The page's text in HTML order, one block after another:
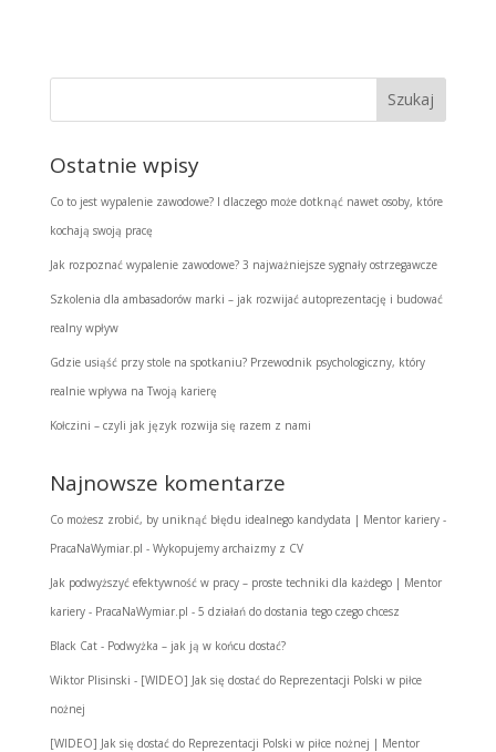
Ostatnie wpisy
Co to jest wypalenie zawodowe? I dlaczego może dotknąć nawet osoby, które
kochają swoją pracę
Jak rozpoznać wypalenie zawodowe? 3 najważniejsze sygnały ostrzegawcze
Szkolenia dla ambasadorów marki – jak rozwijać autoprezentację i budować
realny wpływ
Gdzie usiąść przy stole na spotkaniu? Przewodnik psychologiczny, który
realnie wpływa na Twoją karierę
Kołczini – czyli jak język rozwija się razem z nami
Najnowsze komentarze
Co możesz zrobić, by uniknąć błędu idealnego kandydata | Mentor kariery -
PracaNaWymiar.pl - Wykopujemy archaizmy z CV
Jak podwyższyć efektywność w pracy – proste techniki dla każdego | Mentor
kariery - PracaNaWymiar.pl - 5 działań do dostania tego czego chcesz
Black Cat- Podwyżka – jak ją w końcu dostać?
Wiktor Plisinski - [WIDEO] Jak się dostać do Reprezentacji Polski w piłce
nożnej
[WIDEO] Jak się dostać do Reprezentacji Polski w piłce nożnej | Mentor